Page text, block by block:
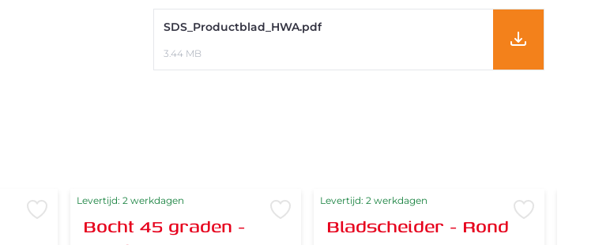
SDS_Productblad_HWA.pdf
3.44 MB
Voeg toe aan verlanglijst
Levertijd: 2 werkdagen Voeg toe aan verlanglijst
Bocht 45 graden -
Levertijd: 2 werkdagen
Bladscheider - Rond